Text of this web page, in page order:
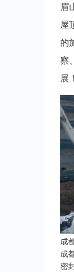
眉
屋
的
察
展
成
成
密